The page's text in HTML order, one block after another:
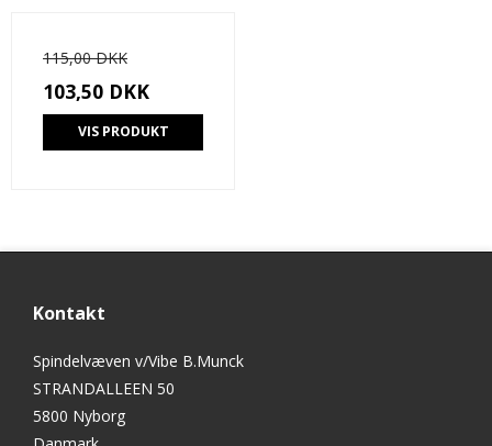
115,00 DKK
103,50 DKK
VIS PRODUKT
Kontakt
Spindelvæven v/Vibe B.Munck
STRANDALLEEN 50
5800 Nyborg